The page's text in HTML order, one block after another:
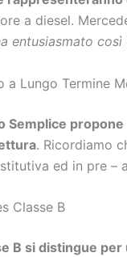
a diesel.
entusiasmato così
a Lungo Termine
Semplice
. Ricordiamo
ed in pre
Classe B
B si distingue